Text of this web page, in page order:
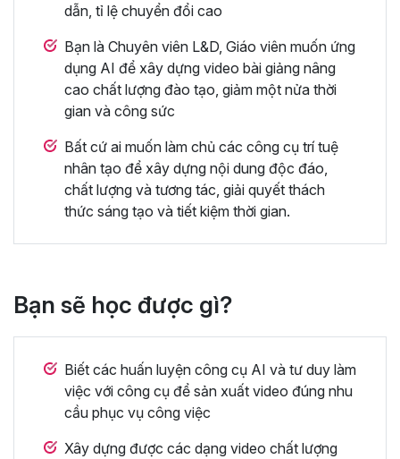
dẫn, tỉ lệ chuyển đổi cao
Bạn là Chuyên viên L&D, Giáo viên muốn ứng
dụng AI để xây dựng video bài giảng nâng
cao chất lượng đào tạo, giảm một nửa thời
gian và công sức
Bất cứ ai muốn làm chủ các công cụ trí tuệ
nhân tạo để xây dựng nội dung độc đáo,
chất lượng và tương tác, giải quyết thách
thức sáng tạo và tiết kiệm thời gian.
Bạn sẽ học được gì?
Biết các huấn luyện công cụ AI và tư duy làm
việc với công cụ để sản xuất video đúng nhu
cầu phục vụ công việc
Xây dựng được các dạng video chất lượng